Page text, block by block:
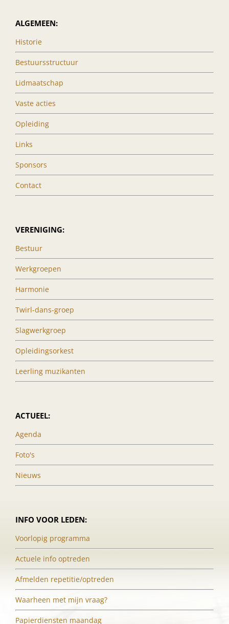
ALGEMEEN:
Historie
Bestuursstructuur
Lidmaatschap
Vaste acties
Opleiding
Links
Sponsors
Contact
VERENIGING:
Bestuur
Werkgroepen
Harmonie
Twirl-dans-groep
Slagwerkgroep
Opleidingsorkest
Leerling muzikanten
ACTUEEL:
Agenda
Foto's
Nieuws
INFO VOOR LEDEN:
Voorlopig programma
Actuele info optreden
Afmelden repetitie/optreden
Waarheen met mijn vraag?
Papierdiensten maandag